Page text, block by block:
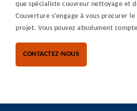
que spécialiste couvreur nettoyage et
Couverture s’engage à vous procurer
projet. Vous pouvez absolument
CONTACTEZ-NOUS